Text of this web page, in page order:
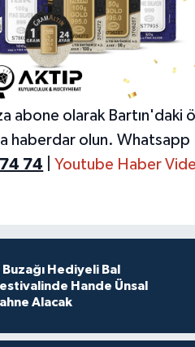
abone olarak Bartın'daki
haberdar olun. Whatsapp
74 Youtube Haber
Buzağı Hediyeli Bal
Hande Ünsal
Alacak